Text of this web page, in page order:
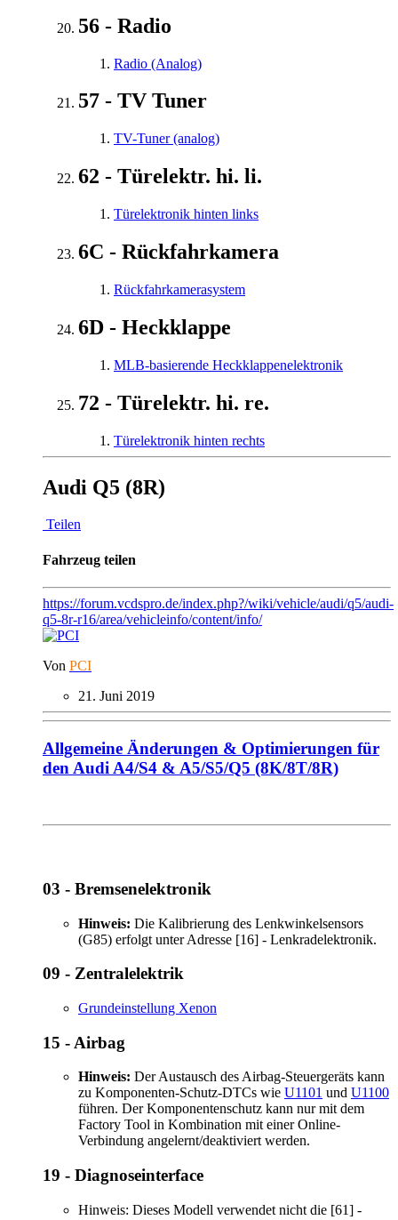
56 - Radio
Radio (Analog)
57 - TV Tuner
TV-Tuner (analog)
62 - Türelektr. hi. li.
Türelektronik hinten links
6C - Rückfahrkamera
Rückfahrkamerasystem
6D - Heckklappe
MLB-basierende Heckklappenelektronik
72 - Türelektr. hi. re.
Türelektronik hinten rechts
Audi Q5 (8R)
Teilen
Fahrzeug teilen
https://forum.vcdspro.de/index.php?/wiki/vehicle/audi/q5/audi-
q5-8r-r16/area/vehicleinfo/content/info/
Von PCI
21. Juni 2019
Allgemeine Änderungen & Optimierungen für
den Audi A4/S4 & A5/S5/Q5 (8K/8T/8R)
03 - Bremsenelektronik
Hinweis: Die Kalibrierung des Lenkwinkelsensors
(G85) erfolgt unter Adresse [16] - Lenkradelektronik.
09 - Zentralelektrik
Grundeinstellung Xenon
15 - Airbag
Hinweis: Der Austausch des Airbag-Steuergeräts kann
zu Komponenten-Schutz-DTCs wie U1101 und U1100
führen. Der Komponentenschutz kann nur mit dem
Factory Tool in Kombination mit einer Online-
Verbindung angelernt/deaktiviert werden.
19 - Diagnoseinterface
Hinweis: Dieses Modell verwendet nicht die [61] -